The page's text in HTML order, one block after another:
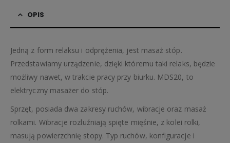
OPIS
Jedną z form relaksu i odprężenia, jest masaż stóp.
Przedstawiamy urządzenie, dzięki któremu taki relaks, będzie
możliwy nawet, w trakcie pracy przy biurku. MDS20, to
elektryczny masażer do stóp.
Sprzęt, posiada dwa zakresy ruchów, wibracje oraz masaż
rolkami. Wibracje rozluźniają spięte mięśnie, z kolei rolki,
masują powierzchnię stopy. Typ ruchów, konfiguracje i